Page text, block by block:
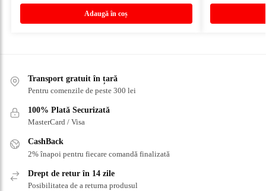
Adaugă în coș
Transport gratuit în țară
Pentru comenzile de peste 300 lei
100% Plată Securizată
MasterCard / Visa
CashBack
2% înapoi pentru fiecare comandă finalizată
Drept de retur în 14 zile
Posibilitatea de a returna produsul